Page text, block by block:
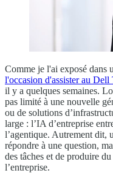
Comme je l'ai exposé dans
l'occasion d'assister au
il y a quelques semaines.
pas limité à une nouvelle
ou de solutions
large : l’IA d’entreprise
l’agentique. Autrement dit,
répondre à une question,
des tâches et de produire
l’entreprise.